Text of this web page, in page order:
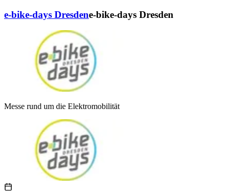
e-bike-days Dresdene-bike-days Dresden
Messe rund um die Elektromobilität